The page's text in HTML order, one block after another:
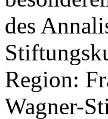
des
Region:
Wagner-